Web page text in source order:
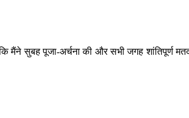
मैंने सुबह पूजा-अर्चना की और सभी जगह